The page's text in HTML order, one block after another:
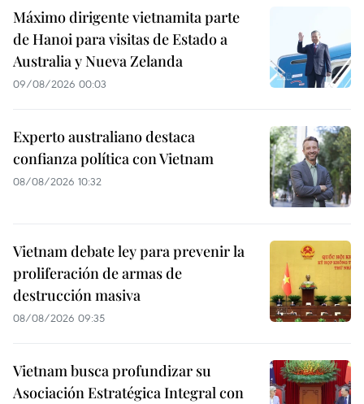
Máximo dirigente vietnamita parte
de Hanoi para visitas de Estado a
Australia y Nueva Zelanda
09/08/2026 00:03
Experto australiano destaca
confianza política con Vietnam
08/08/2026 10:32
Vietnam debate ley para prevenir la
proliferación de armas de
destrucción masiva
08/08/2026 09:35
Vietnam busca profundizar su
Asociación Estratégica Integral con